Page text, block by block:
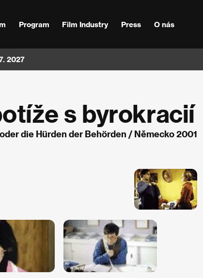
Program Film Industry Press O nás
2027
s byrokracií
die Hürden der Behörden / Německo 2001